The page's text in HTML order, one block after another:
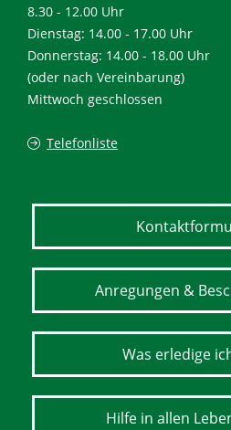
8.30 - 12.00 Uhr
Dienstag: 14.00 - 17.00 Uhr
Donnerstag: 14.00 - 18.00 Uhr
(oder nach Vereinbarung)
Mittwoch geschlossen
Telefonliste
Anregungen &
Was erledige
Hilfe in allen